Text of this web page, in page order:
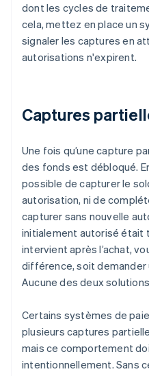
dont les cycles de
cela, mettez en place un
signaler les captures en
autorisations n'expirent.
Captures
Une fois qu’une capture
des fonds est débloqué.
possible de capturer le
autorisation, ni de
capturer sans nouvelle
initialement autorisé était
intervient après l’achat,
différence, soit demander
Aucune des deux
Certains systèmes de
plusieurs captures
mais ce comportement
intentionnellement. Sans